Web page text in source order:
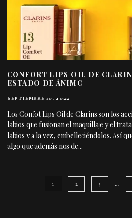
CONFORT LIPS OIL DE
ESTADO DE ÁNIMO
SEPTIEMBRE 10, 2022
Los Confot Lips Oil de Clarins son los
labios que fusionan el maquillaje y el
labios y a la vez, embelleciéndolos. Así
algo que además nos de...
1 2 3 …